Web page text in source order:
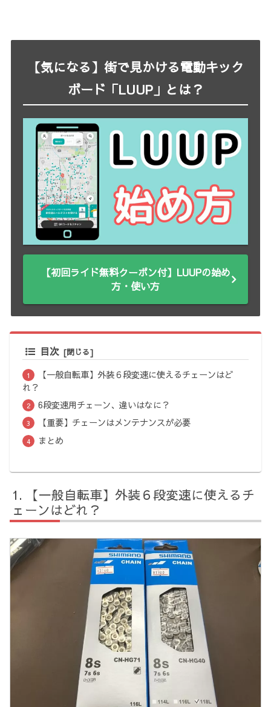
【気になる】街で見かける電動キック
ボード「LUUP」とは？
【初回ライド無料クーポン付】LUUPの始め
方・使い方
目次
【一般自転車】外装６段変速に使えるチェーンはど
れ？
6段変速用チェーン、違いはなに？
【重要】チェーンはメンテナンスが必要
まとめ
【一般自転車】外装６段変速に使えるチ
ェーンはどれ？